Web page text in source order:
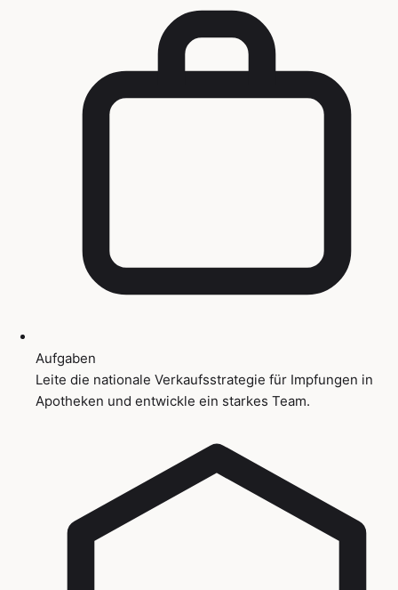
Aufgaben
Leite die nationale Verkaufsstrategie für Impfungen in
Apotheken und entwickle ein starkes Team.